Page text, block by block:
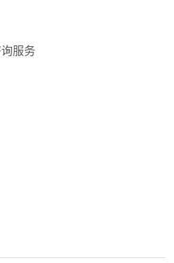
服务